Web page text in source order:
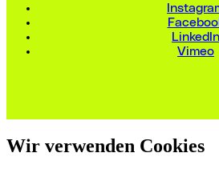
LinkedIn
Vimeo
Wir verwenden Cookies